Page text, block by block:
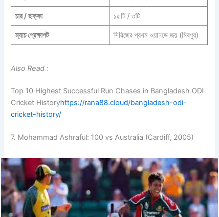
চার / ছক্কা ১৫টি / ৩টি
ম্যাচ প্রেক্ষাপট সিরিজের প্রথম ওয়ানডে জয় (মিরপুর)
Also Read :
Top 10 Highest Successful Run Chases in Bangladesh ODI
Cricket Historyhttps://rana88.cloud/bangladesh-odi-
cricket-history/
7. Mohammad Ashraful: 100 vs Australia (Cardiff, 2005)